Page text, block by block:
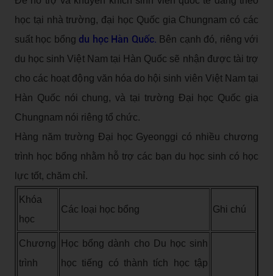
học tại nhà trường, đại học Quốc gia Chungnam có các
suất học bổng du học Hàn Quốc. Bên cạnh đó, riêng với
du học sinh Việt Nam tại Hàn Quốc sẽ nhận được tài trợ
cho các hoạt động văn hóa do hội sinh viên Việt Nam tại
Hàn Quốc nói chung, và tại trường Đại học Quốc gia
Chungnam nói riêng tổ chức.
Hàng năm trường Đại học Gyeonggi có nhiều chương
trình học bổng nhằm hỗ trợ các bạn du học sinh có học
lực tốt, chăm chỉ.
Khóa
học
Các loại học bổng Ghi chú
Chương
trình
Học bổng dành cho Du học sinh
học tiếng có thành tích học tập